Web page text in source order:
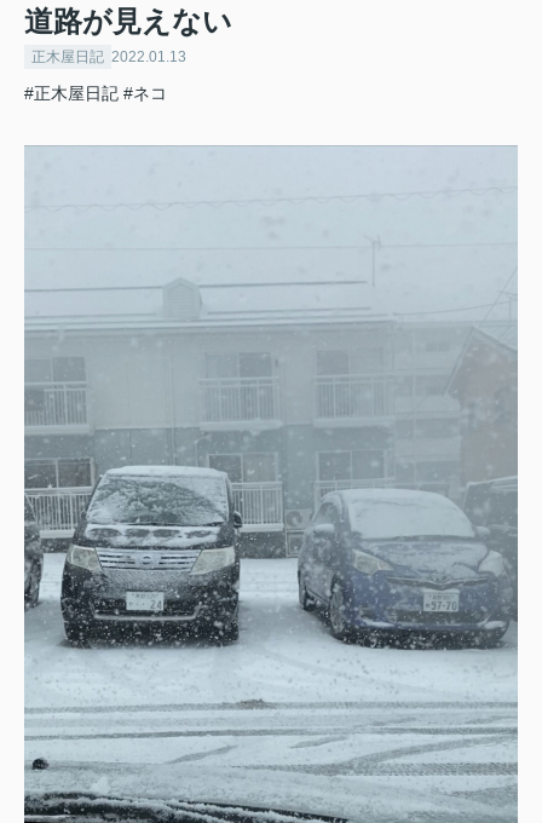
道路が見えない
正木屋日記 2022.01.13
#正木屋日記 #ネコ